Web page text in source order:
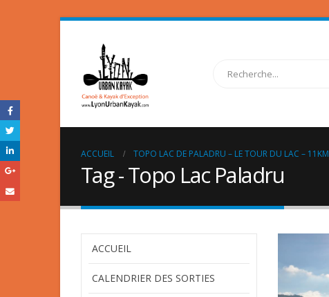
ACCUEIL TOPO LAC DE PALADRU – LE TOUR DU LAC – 11KM
Tag - Topo Lac Paladru
ACCUEIL
CALENDRIER DES SORTIES